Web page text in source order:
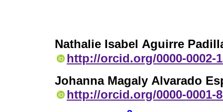
Nathalie Isabel Aguirre
http://orcid.org/0000-0002-
Johanna Magaly Alvarado
http://orcid.org/0000-0001-